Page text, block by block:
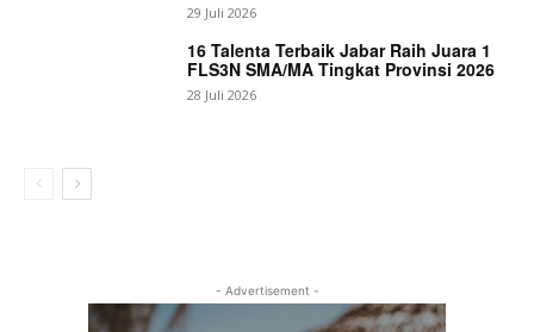
29 Juli 2026
16 Talenta Terbaik Jabar Raih Juara 1
FLS3N SMA/MA Tingkat Provinsi 2026
28 Juli 2026
- Advertisement -